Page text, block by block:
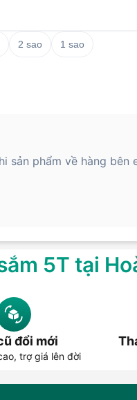
2 sao 1 sao
sản phẩm về hàng
5T tại
đổi mới
trợ giá lên đời